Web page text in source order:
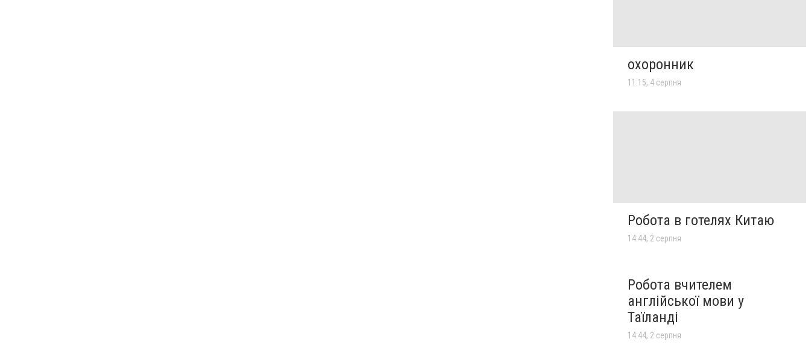
охоронник
11:15, 4 серпня
Робота в готелях Китаю
14:44, 2 серпня
Робота вчителем
англійської мови у
Таїланді
14:44, 2 серпня